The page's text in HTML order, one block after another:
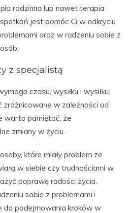
rodzinna lub nawet terapia
jest pomóc Ci w odkryciu
oraz w radzeniu sobie z
z specjalistą
czasu, wysiłku i wysiłku.
zróżnicowane w zależności od
warto pamiętać, że
zmiany w życiu.
które miały problem ze
w siebie czy trudnościami w
poprawę radości życia.
sobie z problemami i
do podejmowania kroków w